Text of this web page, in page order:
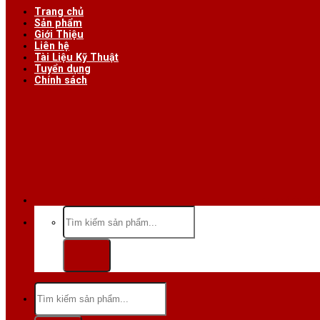
Trang chủ
Sản phẩm
Giới Thiệu
Liên hệ
Tài Liệu Kỹ Thuật
Tuyển dụng
Chính sách
Tìm
kiếm:
Tìm
kiếm: